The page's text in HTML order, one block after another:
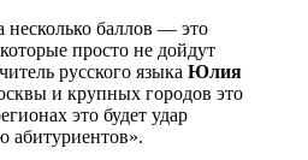
баллов — это
просто не дойдут
русского языка Юлия
и крупных городов это
это будет удар
абитуриентов».